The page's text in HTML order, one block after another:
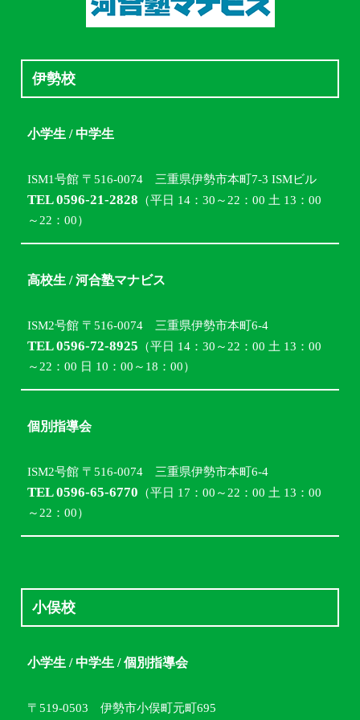
伊勢校
小学生 / 中学生
ISM1号館 〒516-0074 三重県伊勢市本町7-3 ISMビル
TEL 0596-21-2828 （平日 14：30～22：00 土 13：00
～22：00）
高校生 / 河合塾マナビス
ISM2号館 〒516-0074 三重県伊勢市本町6-4
TEL 0596-72-8925 （平日 14：30～22：00 土 13：00
～22：00 日 10：00～18：00）
個別指導会
ISM2号館 〒516-0074 三重県伊勢市本町6-4
TEL 0596-65-6770 （平日 17：00～22：00 土 13：00
～22：00）
小俣校
小学生 / 中学生 / 個別指導会
〒519-0503 伊勢市小俣町元町695